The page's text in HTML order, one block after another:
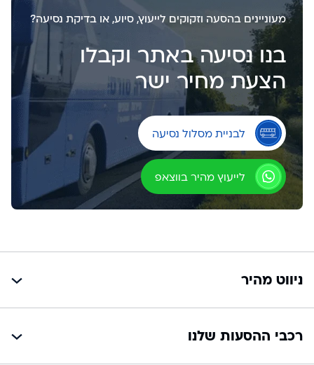
מעוניינים בהסעה וזקוקים לייעוץ, סיוע, או בדיקת נסיעה?
בנו נסיעה באתר וקבלו
הצעת מחיר ישר
לבניית מסלול נסיעה
לייעוץ מהיר בווצאפ
ניווט מהיר
רכבי ההסעות שלנו